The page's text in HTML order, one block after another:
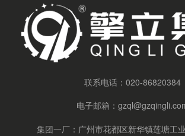
联系电话：020-86820384
电子邮箱：
集团一厂：广州市花都区新华镇莲塘工